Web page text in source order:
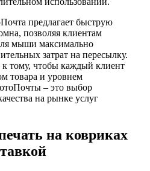
предлагает быструю
позволяя клиентам
мыши максимально
затрат на пересылку.
тому, чтобы каждый клиент
товара и уровнем
– это выбор
на рынке услуг
на ковриках